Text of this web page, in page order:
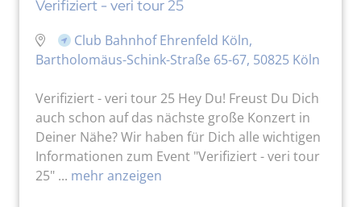
Verifiziert - veri tour 25
Club Bahnhof Ehrenfeld Köln,
Bartholomäus-Schink-Straße 65-67, 50825 Köln
Verifiziert - veri tour 25 Hey Du! Freust Du Dich
auch schon auf das nächste große Konzert in
Deiner Nähe? Wir haben für Dich alle wichtigen
Informationen zum Event "Verifiziert - veri tour
25" ... mehr anzeigen